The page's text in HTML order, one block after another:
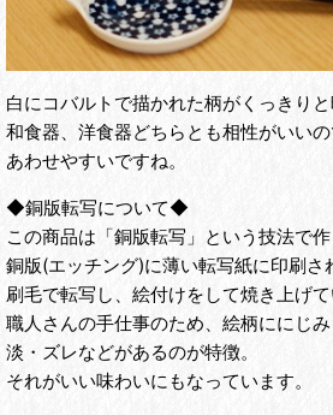
白にコバルトで描かれた柄がくっきりと
和食器、洋食器どちらとも相性がいい
あわせやすいですね。
◆銅版転写について◆
この商品は「銅版転写」という技法で作
銅版(エッチング)に薄い転写紙に印刷さ
刷毛で転写し、絵付けをして焼き上げて
職人さんの手仕事のため、絵柄ににじ
淡・ズレなどがあるのが特徴。
それがいい味わいにもなっています。